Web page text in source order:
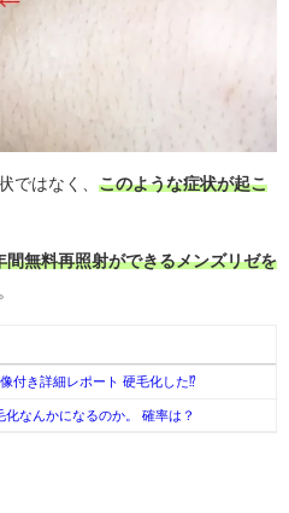
ではなく、 このような症状が起こ
間無料再照射ができるメンズリゼを
付き詳細レポート 硬毛化した⁉︎
化なんかになるのか。 確率は？